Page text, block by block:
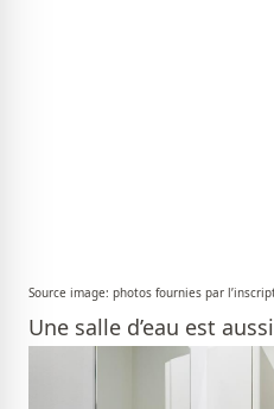
Source image: photos fournies par
Une salle d’eau est